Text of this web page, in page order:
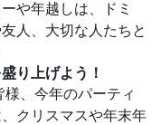
や年越しは、ドミ
人、大切な人たちと
り上げよう！
、今年のパーティ
クリスマスや年末年